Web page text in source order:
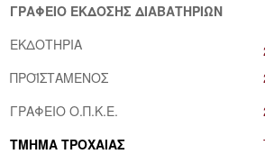
ΓΡΑΦΕΙΟ ΕΚΔΟΣΗΣ ΔΙΑΒΑΤΗΡΙΩΝ
ΕΚΔΟΤΗΡΙΑ
ΠΡΟΪΣΤΑΜΕΝΟΣ
ΓΡΑΦΕΙΟ Ο.Π.Κ.Ε.
ΤΜΗΜΑ ΤΡΟΧΑΙΑΣ